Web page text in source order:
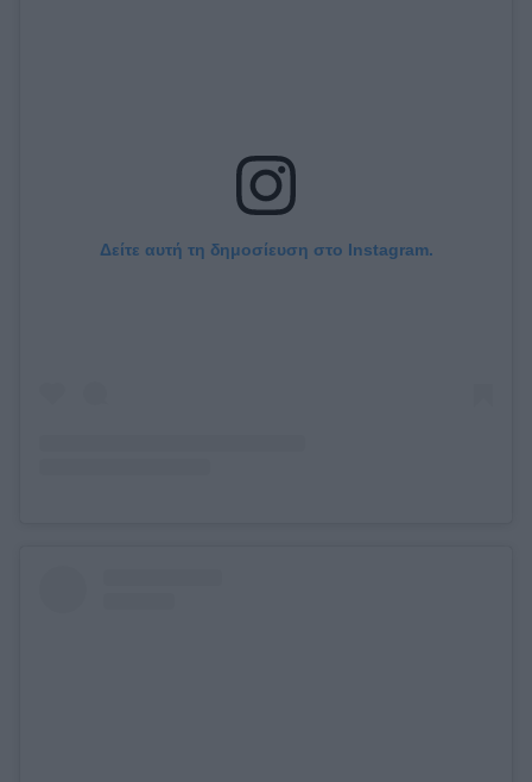
Δείτε αυτή τη δημοσίευση στο Instagram.